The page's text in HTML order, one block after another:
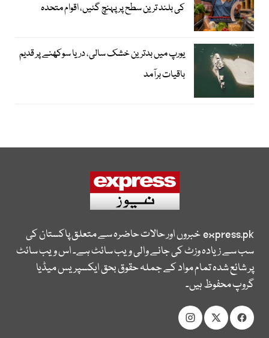
کی بلند ترین سطح پر پہنچ گئیں، اقوام متحدہ
یورپ میں بدترین خشک سالی، دریا سوکھنے پر قدیم
باقیات برآمد
express.pkخبروں اور حالات حاضرہ سے متعلق پاکستان کی
سب سے زیادہ وزٹ کی جانے والی ویب سائٹ ہے۔ اس ویب سائٹ
پر شائع شدہ تمام مواد کے جملہ حقوق بحق ایکسپریس میڈیا
گروپ محفوظ ہیں۔